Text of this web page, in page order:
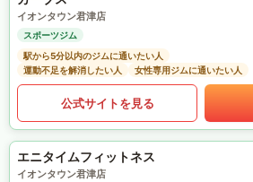
イオンタウン君津店
スポーツジム
駅から5分以内のジムに通いたい人
運動不足を解消したい人
女性専用ジムに通いたい人
公式サイトを見る
エニタイムフィットネス
イオンタウン君津店